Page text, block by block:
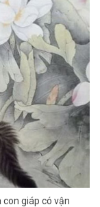
giáp có vận